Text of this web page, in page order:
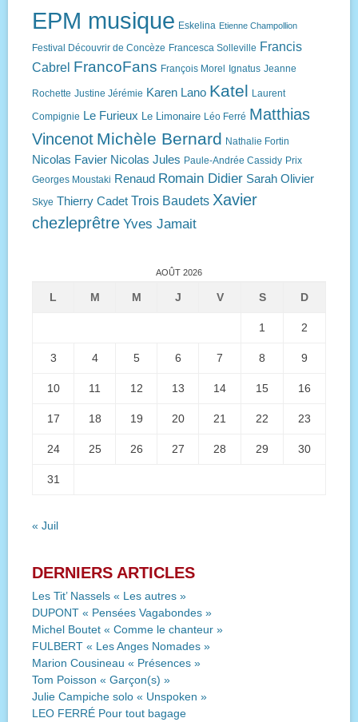
EPM musique Eskelina Etienne Champollion
Festival Découvrir de Concèze Francesca Solleville Francis
Cabrel FrancoFans François Morel Ignatus Jeanne
Rochette Justine Jérémie Karen Lano Katel Laurent
Compignie Le Furieux Le Limonaire Léo Ferré Matthias
Vincenot Michèle Bernard Nathalie Fortin
Nicolas Favier Nicolas Jules Paule-Andrée Cassidy Prix
Georges Moustaki Renaud Romain Didier Sarah Olivier
Skye Thierry Cadet Trois Baudets Xavier
chezleprêtre Yves Jamait
AOÛT 2026
L M M J V S D
1 2
3 4 5 6 7 8 9
10 11 12 13 14 15 16
17 18 19 20 21 22 23
24 25 26 27 28 29 30
31
« Juil
DERNIERS ARTICLES
Les Tit’ Nassels « Les autres »
DUPONT « Pensées Vagabondes »
Michel Boutet « Comme le chanteur »
FULBERT « Les Anges Nomades »
Marion Cousineau « Présences »
Tom Poisson « Garçon(s) »
Julie Campiche solo « Unspoken »
LEO FERRÉ Pour tout bagage